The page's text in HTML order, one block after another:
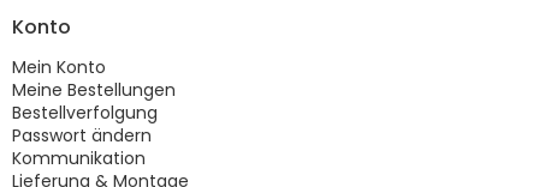
Konto
Mein Konto
Meine Bestellungen
Bestellverfolgung
Passwort ändern
Kommunikation
Lieferung & Montage